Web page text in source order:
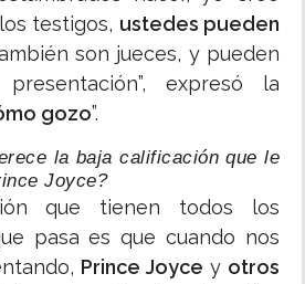
testigos, ustedes pueden
son jueces, y pueden
expresó la
gozo”.
la baja calificación que le
Joyce?
que tienen todos los
pasa es que cuando nos
Prince Joyce y otros